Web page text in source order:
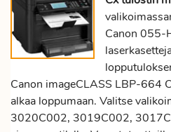
Canon 055-
Canon imageCLASS LBP-664
alkaa loppumaan. Valitse
3020C002, 3019C002,